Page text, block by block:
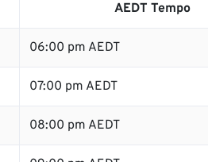
AEDT Tempo
06:00 pm AEDT
07:00 pm AEDT
08:00 pm AEDT